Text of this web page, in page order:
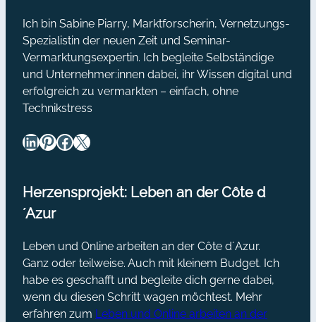
Ich bin Sabine Piarry, Marktforscherin, Vernetzungs-
Spezialistin der neuen Zeit und Seminar-
Vermarktungsexpertin. Ich begleite Selbständige
und Unternehmer:innen dabei, ihr Wissen digital und
erfolgreich zu vermarkten – einfach, ohne
Technikstress
LinkedIn Pinterest Facebook X
Herzensprojekt: Leben an der Côte d
´Azur
Leben und Online arbeiten an der Côte d´Azur.
Ganz oder teilweise. Auch mit kleinem Budget. Ich
habe es geschafft und begleite dich gerne dabei,
wenn du diesen Schritt wagen möchtest. Mehr
erfahren zum Leben und Online arbeiten an der